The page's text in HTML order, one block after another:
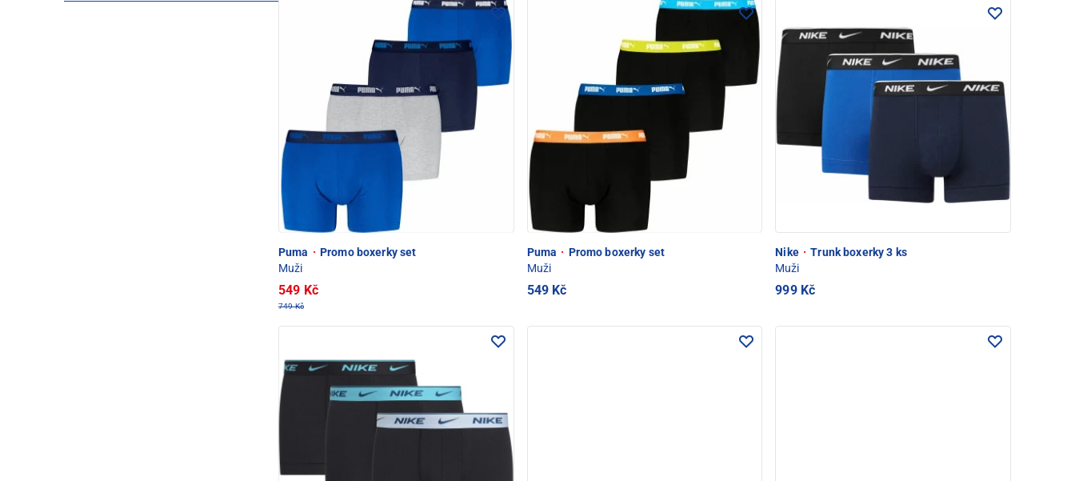
Puma · Promo boxerky set
Muži
549 Kč
749 Kč
Puma · Promo boxerky set
Muži
549 Kč
Nike · Trunk boxerky 3 ks
Muži
999 Kč